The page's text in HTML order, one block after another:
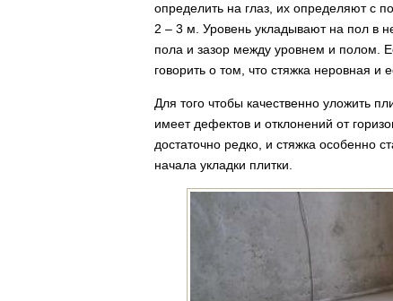
определить на глаз, их определяют с
2 – 3 м. Уровень укладывают на пол в
пола и зазор между уровнем и полом.
говорить о том, что стяжка неровная и
Для того чтобы качественно уложить
имеет дефектов и отклонений от
достаточно редко, и стяжка особенно
начала укладки плитки.